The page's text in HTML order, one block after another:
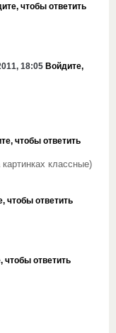
чтобы ответить
18:05 Войдите,
чтобы ответить
классные)
чтобы ответить
чтобы ответить